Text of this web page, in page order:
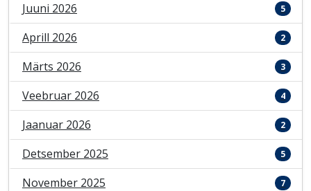
Juuni 2026
5
Aprill 2026 2
Märts 2026 3
Veebruar 2026 4
Jaanuar 2026 2
Detsember 2025 5
November 2025 7